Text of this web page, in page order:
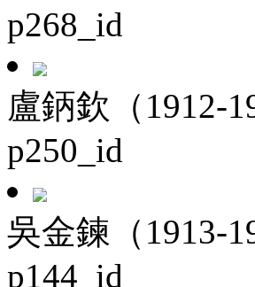
p268_id
盧鈵欽（1912-
p250_id
吳金鍊（1913-
p144_id